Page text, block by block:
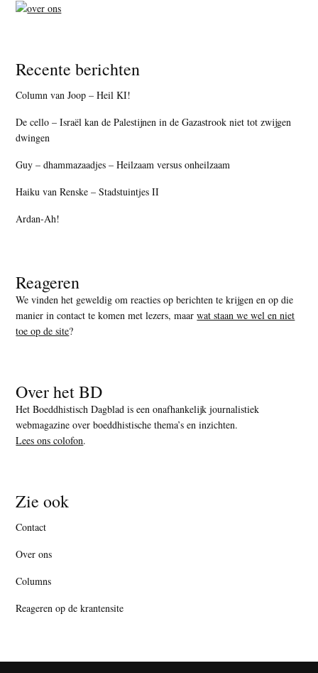
Recente berichten
Column van Joop – Heil KI!
De cello – Israël kan de Palestijnen in de Gazastrook niet tot zwijgen
dwingen
Guy – dhammazaadjes – Heilzaam versus onheilzaam
Haiku van Renske – Stadstuintjes II
Ardan-Ah!
Reageren
We vinden het geweldig om reacties op berichten te krijgen en op die
manier in contact te komen met lezers, maarwat staan we wel en niet
toe op de site?
Over het BD
Het Boeddhistisch Dagblad is een onafhankelijk journalistiek
webmagazine over boeddhistische thema’s en inzichten.
Lees ons colofon.
Zie ook
Contact
Over ons
Columns
Reageren op de krantensite